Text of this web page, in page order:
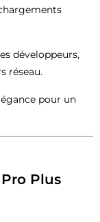
développeurs,
réseau.
pour un
Plus